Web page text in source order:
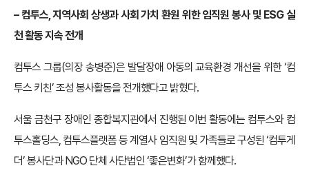
–컴투스, 지역사회 상생과 사회 가치 환원 위한 임직원 봉사 및 ESG 실
천 활동 지속 전개
컴투스 그룹(의장 송병준)은 발달장애 아동의 교육환경 개선을 위한 ‘컴
투스 키친’ 조성 봉사활동을 전개했다고 밝혔다.
서울 금천구 장애인 종합복지관에서 진행된 이번 활동에는 컴투스와 컴
투스홀딩스, 컴투스플랫폼 등 계열사 임직원 및 가족들로 구성된 ‘컴투게
더’ 봉사단과 NGO 단체 사단법인 ‘좋은변화’가 함께했다.